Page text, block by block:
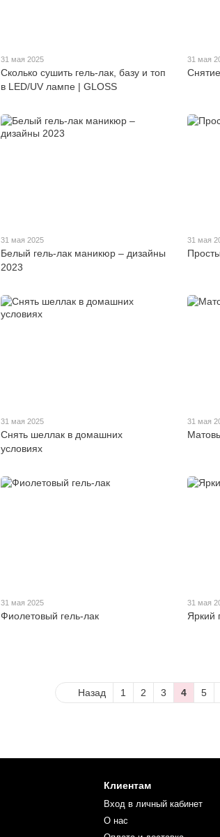
31 мая 2025
Сколько сушить гель-лак, базу и топ
в LED/UV лампе | GLOSS
31 мая
31 мая 2025
Белый гель-лак маникюр – дизайны
2023
31 мая
31 мая 2025
Снять шеллак в домашних
условиях
31 мая
31 мая 2025
Фиолетовый гель-лак
31 мая
Яркий
Назад 1 2 3 4 5
Клиентам
Вход в личный кабинет
О нас